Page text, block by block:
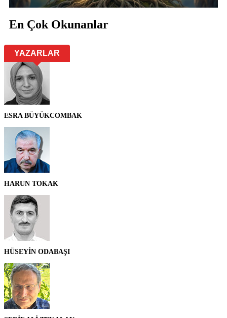
En Çok Okunanlar
YAZARLAR
ESRA BÜYÜKCOMBAK
HARUN TOKAK
HÜSEYİN ODABAŞI